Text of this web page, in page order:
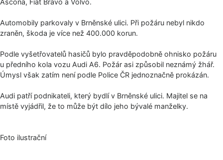
Automobily parkovaly v Brněnské ulici. Při požáru nebyl nikdo
zraněn, škoda je více než 400.000 korun.
Podle vyšetřovatelů hasičů bylo pravděpodobně ohnisko požáru
u předního kola vozu Audi A6. Požár asi způsobil neznámý žhář.
Úmysl však zatím není podle Police ČR jednoznačně prokázán.
Audi patří podnikateli, který bydlí v Brněnské ulici. Majitel se na
místě vyjádřil, že to může být dílo jeho bývalé manželky.
Foto ilustrační